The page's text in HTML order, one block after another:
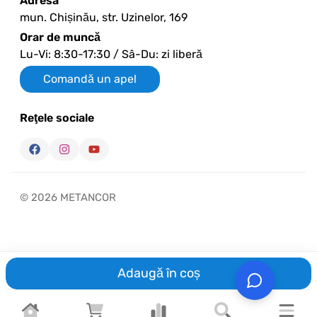
Adaugă în coș
mun. Chișinău, str. Uzinelor, 169
Orar de muncă
Lu-Vi: 8:30-17:30 / Sâ-Du: zi liberă
Comandă un apel
Reţele sociale
© 2026 METANCOR